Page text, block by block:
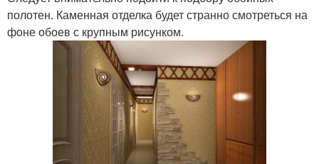
полотен. Каменная отделка будет странно смотреться на
фоне обоев с крупным рисунком.